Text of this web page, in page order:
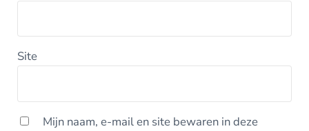
Site
Mijn naam, e-mail en site bewaren in deze